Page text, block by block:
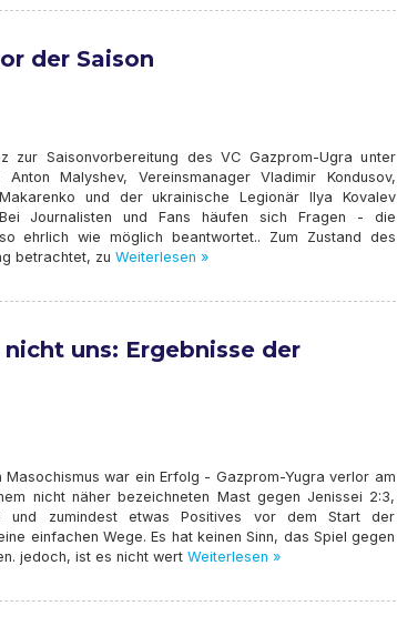
der Saison
zur Saisonvorbereitung des VC Gazprom-Ugra unter
Malyshev, Vereinsmanager Vladimir Kondusov,
und der ukrainische Legionär Ilya Kovalev
Journalisten und Fans häufen sich Fragen - die
ehrlich wie möglich beantwortet.. Zum Zustand des
betrachtet, zu Weiterlesen »
uns: Ergebnisse der
Masochismus war ein Erfolg - Gazprom-Yugra verlor am
nicht näher bezeichneten Mast gegen Jenissei 2:3,
und zumindest etwas Positives vor dem Start der
einfachen Wege. Es hat keinen Sinn, das Spiel gegen
jedoch, ist es nicht wert Weiterlesen »